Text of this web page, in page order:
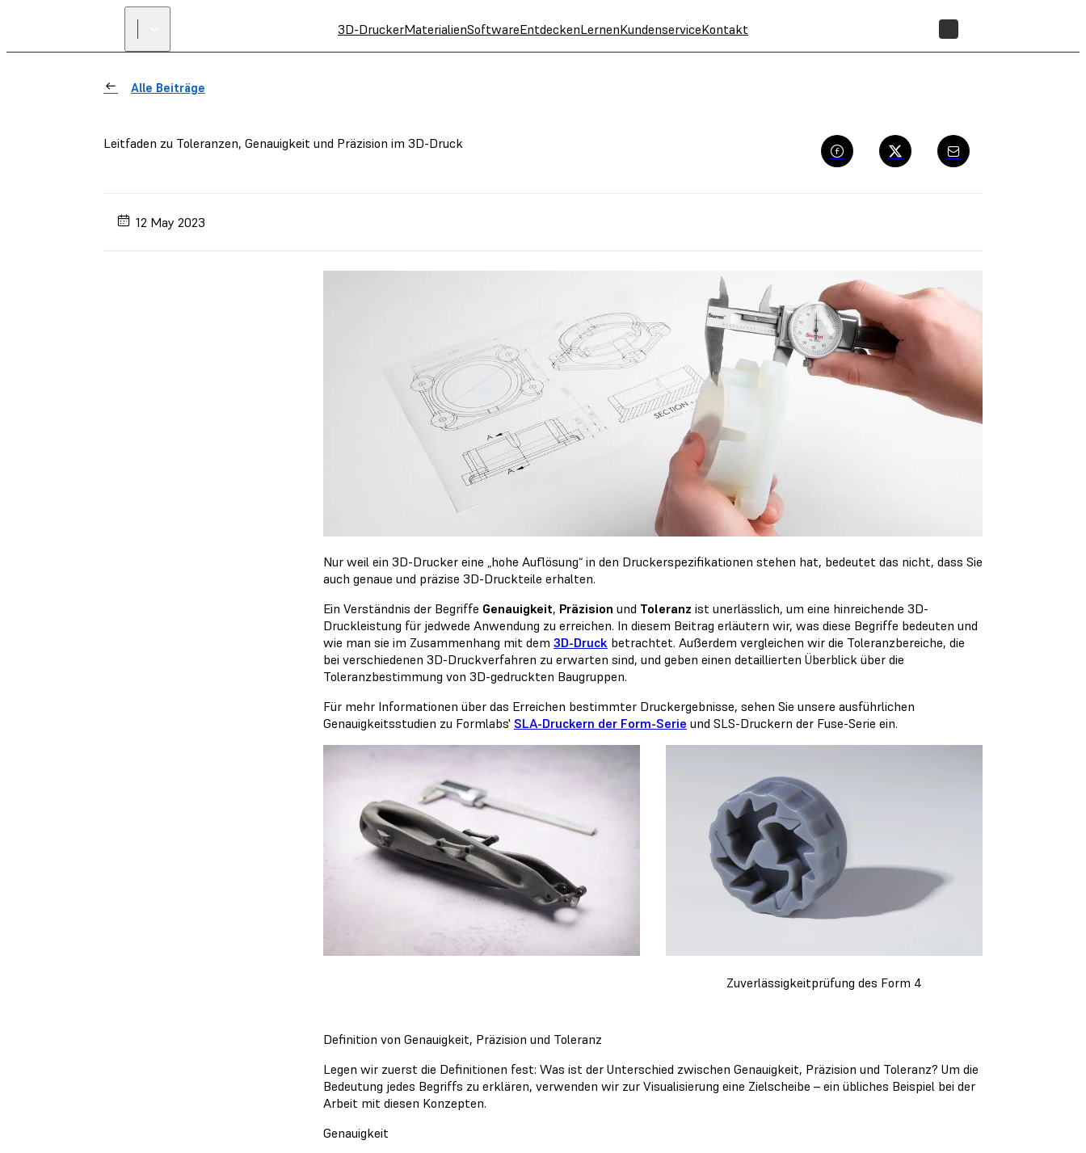
3D-DruckerMaterialienSoftwareEntdeckenLernenKundenserviceKontakt
Alle Beiträge
Leitfaden zu Toleranzen, Genauigkeit und Präzision im 3D-Druck
12 May 2023
Nur weil ein 3D-Drucker eine „hohe Auflösung“ in den Druckerspezifikationen stehen hat, bedeutet das nicht, dass Sie
auch genaue und präzise 3D-Druckteile erhalten.
Ein Verständnis der Begriffe Genauigkeit, Präzision und Toleranz ist unerlässlich, um eine hinreichende 3D-
Druckleistung für jedwede Anwendung zu erreichen. In diesem Beitrag erläutern wir, was diese Begriffe bedeuten und
wie man sie im Zusammenhang mit dem 3D-Druck betrachtet. Außerdem vergleichen wir die Toleranzbereiche, die
bei verschiedenen 3D-Druckverfahren zu erwarten sind, und geben einen detaillierten Überblick über die
Toleranzbestimmung von 3D-gedruckten Baugruppen.
Für mehr Informationen über das Erreichen bestimmter Druckergebnisse, sehen Sie unsere ausführlichen
Genauigkeitsstudien zu Formlabs' SLA-Druckern der Form-Serie und SLS-Druckern der Fuse-Serie ein.
Zuverlässigkeitprüfung des Form 4
Definition von Genauigkeit, Präzision und Toleranz
Legen wir zuerst die Definitionen fest: Was ist der Unterschied zwischen Genauigkeit, Präzision und Toleranz? Um die
Bedeutung jedes Begriffs zu erklären, verwenden wir zur Visualisierung eine Zielscheibe – ein übliches Beispiel bei der
Arbeit mit diesen Konzepten.
Genauigkeit